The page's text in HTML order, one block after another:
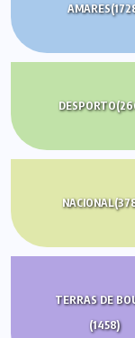
AMARES
DESPORTO
NACIONAL
TERRAS DE
(1458)